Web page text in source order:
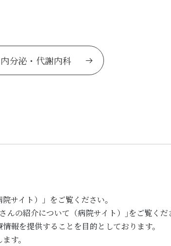
分泌・代謝内科
サイト）」をご覧ください。
の紹介について（病院サイト）｣をご覧くだ
報を提供することを目的としております。
す。